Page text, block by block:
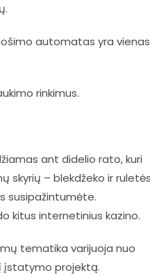
automatas yra vienas
rinkimus.
ant didelio rato, kuri
skyrių – blekdžeko ir
susipažintumėte.
kitus internetinius kazino.
tematika varijuoja nuo
įstatymo projektą.